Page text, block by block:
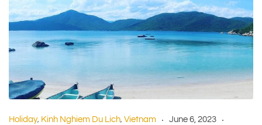
Holiday, Kinh Nghiem Du Lich, Vietnam
June 6, 2023